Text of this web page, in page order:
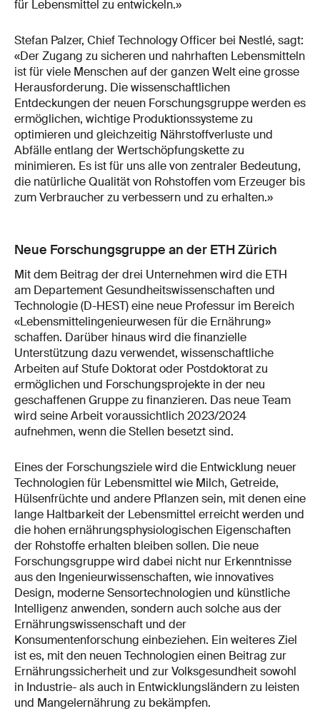
für Lebensmittel zu entwickeln.»
Stefan Palzer, Chief Technology Officer bei Nestlé, sagt:
«Der Zugang zu sicheren und nahrhaften Lebensmitteln
ist für viele Menschen auf der ganzen Welt eine grosse
Herausforderung. Die wissenschaftlichen
Entdeckungen der neuen Forschungsgruppe werden es
ermöglichen, wichtige Produktionssysteme zu
optimieren und gleichzeitig Nährstoffverluste und
Abfälle entlang der Wertschöpfungskette zu
minimieren. Es ist für uns alle von zentraler Bedeutung,
die natürliche Qualität von Rohstoffen vom Erzeuger bis
zum Verbraucher zu verbessern und zu erhalten.»
Neue Forschungsgruppe an der ETH Zürich
Mit dem Beitrag der drei Unternehmen wird die ETH
am Departement Gesundheitswissenschaften und
Technologie (D-HEST) eine neue Professur im Bereich
«Lebensmittelingenieurwesen für die Ernährung»
schaffen. Darüber hinaus wird die finanzielle
Unterstützung dazu verwendet, wissenschaftliche
Arbeiten auf Stufe Doktorat oder Postdoktorat zu
ermöglichen und Forschungsprojekte in der neu
geschaffenen Gruppe zu finanzieren. Das neue Team
wird seine Arbeit voraussichtlich 2023/2024
aufnehmen, wenn die Stellen besetzt sind.
Eines der Forschungsziele wird die Entwicklung neuer
Technologien für Lebensmittel wie Milch, Getreide,
Hülsenfrüchte und andere Pflanzen sein, mit denen eine
lange Haltbarkeit der Lebensmittel erreicht werden und
die hohen ernährungsphysiologischen Eigenschaften
der Rohstoffe erhalten bleiben sollen. Die neue
Forschungsgruppe wird dabei nicht nur Erkenntnisse
aus den Ingenieurwissenschaften, wie innovatives
Design, moderne Sensortechnologien und künstliche
Intelligenz anwenden, sondern auch solche aus der
Ernährungswissenschaft und der
Konsumentenforschung einbeziehen. Ein weiteres Ziel
ist es, mit den neuen Technologien einen Beitrag zur
Ernährungssicherheit und zur Volksgesundheit sowohl
in Industrie- als auch in Entwicklungsländern zu leisten
und Mangelernährung zu bekämpfen.